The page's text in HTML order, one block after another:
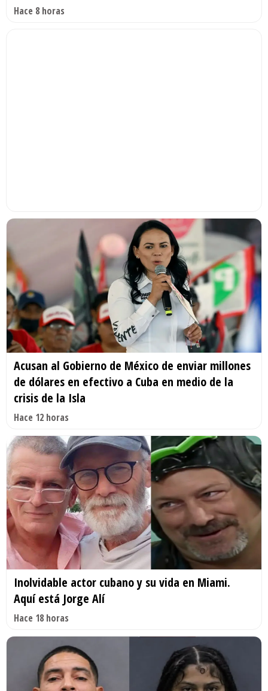
Hace 8 horas
Acusan al Gobierno de México de enviar millones
de dólares en efectivo a Cuba en medio de la
crisis de la Isla
Hace 12 horas
Inolvidable actor cubano y su vida en Miami.
Aquí está Jorge Alí
Hace 18 horas